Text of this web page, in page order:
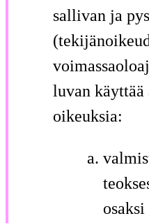
sallivan ja
luvan
oikeuksia: